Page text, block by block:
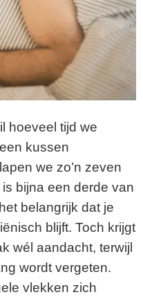
hoeveel tijd we
kussen
we zo’n zeven
bijna een derde van
belangrijk dat je
blijft. Toch krijgt
wél aandacht, terwijl
wordt vergeten.
vlekken zich